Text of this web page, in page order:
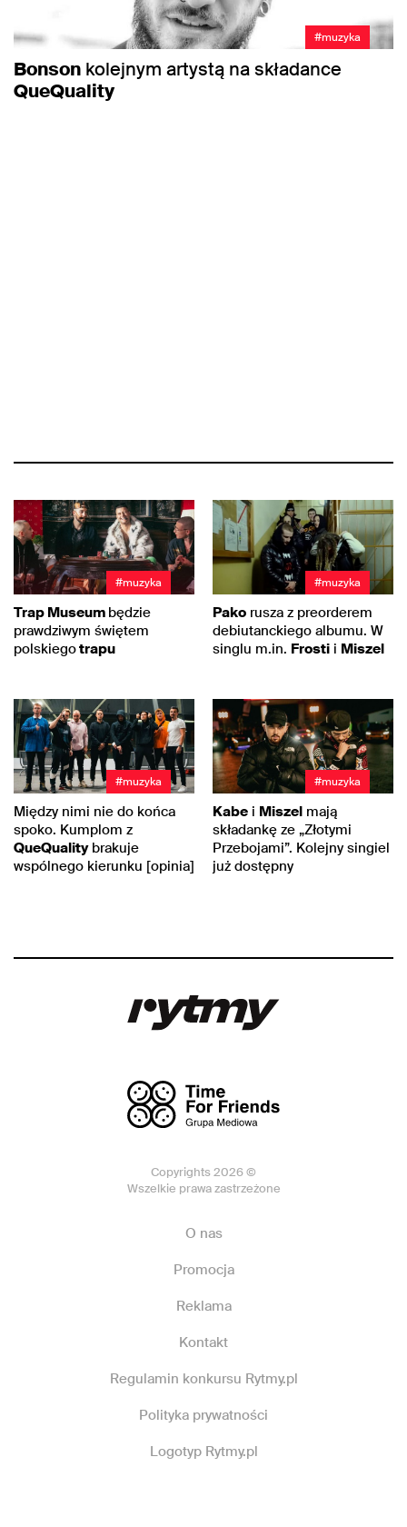
#muzyka
Bonson kolejnym artystą na składance
QueQuality
#muzyka
Trap Museum będzie
prawdziwym świętem
polskiegotrapu
#muzyka
Pako rusza z preorderem
debiutanckiego albumu. W
singlu m.in. Frosti i Miszel
#muzyka
Między nimi nie do końca
spoko. Kumplom z
QueQualitybrakuje
wspólnego kierunku [opinia]
#muzyka
Kabe i Miszel mają
składankę ze „Złotymi
Przebojami”. Kolejny singiel
już dostępny
Copyrights 2026 ©
Wszelkie prawa zastrzeżone
O nas
Promocja
Reklama
Kontakt
Regulamin konkursu Rytmy.pl
Polityka prywatności
Logotyp Rytmy.pl